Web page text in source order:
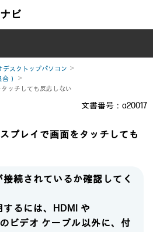
ビ
デスクトップパソコン
）
ッチしても反応しない
文書番号：a20017
プレイで画面をタッチしても
続されているか確認してく
るには、HDMI や
ビデオ ケーブル以外に、付